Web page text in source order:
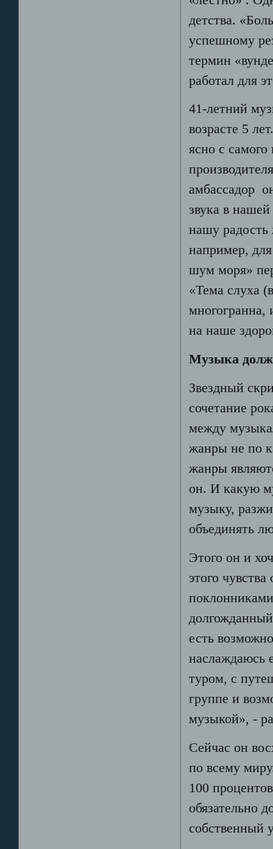
детства.
успешному
термин
работал для
41-летний
возрасте 5
ясно с самого
амбассадор
звука в
нашу радость
например,
шум моря»
«Тема слуха
многогранна,
на наше
Музыка
Звездный
сочетание
между
жанры не по
жанры
он. И какую
музыку,
объединять
Этого он и
этого
есть
наслаждаюсь
туром, с
группе и
музыкой», -
Сейчас он
по всему
100
обязательно
собственный